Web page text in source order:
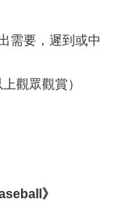
需要，遲到或中
觀眾觀賞）
》